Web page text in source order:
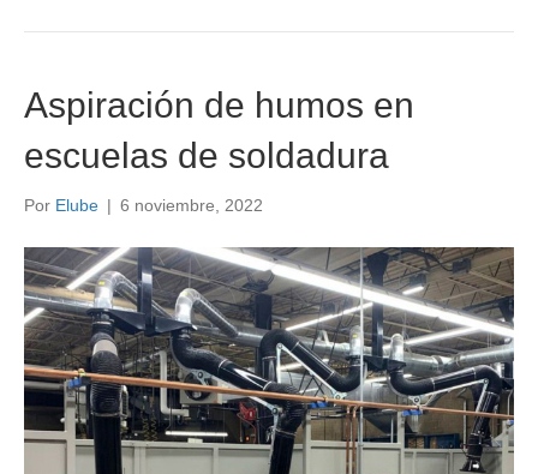
Aspiración de humos en
escuelas de soldadura
Por Elube | 6 noviembre, 2022